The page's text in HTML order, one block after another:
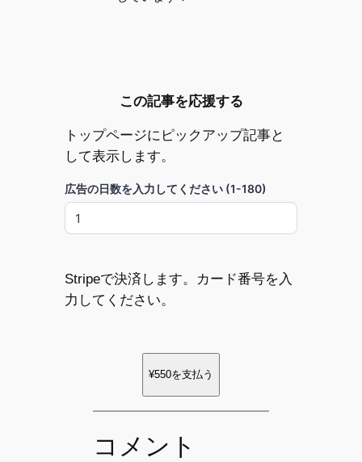
この記事を応援する
トップページにピックアップ記事と
して表示します。
広告の日数を入力してください (1-180)
Stripeで決済します。カード番号を入
力してください。
¥550を支払う
コメント